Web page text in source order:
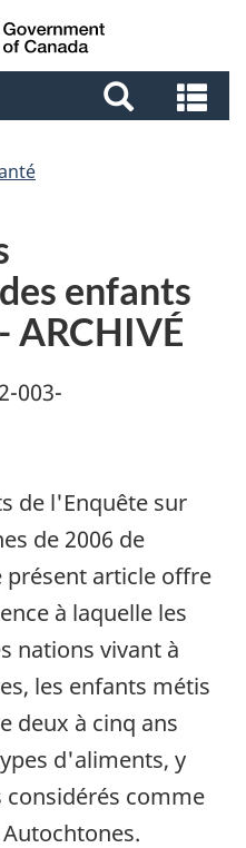
Aller
au
Aller
au
Passer
à
et
enfants
ARCHIVÉ
003-
de l'Enquête sur
de 2006 de
présent article offre
à laquelle les
nations vivant à
les enfants métis
deux à cinq ans
d'aliments, y
comme